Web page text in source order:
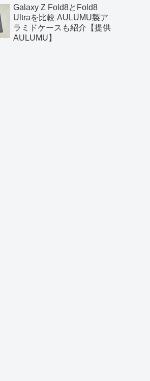
Galaxy Z Fold8とFold8
Ultraを比較 AULUMU製ア
ラミドケースも紹介【提供
AULUMU】